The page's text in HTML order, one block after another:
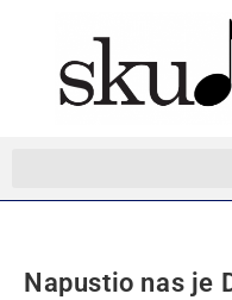
Napustio nas je